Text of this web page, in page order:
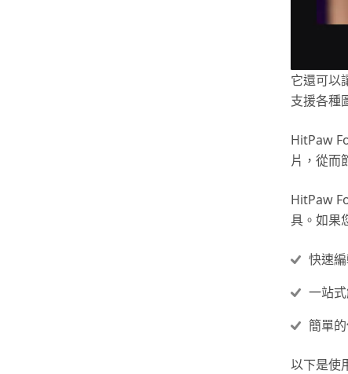
它還可以
支援各種
HitPaw
片，從而
HitPaw
具。如果
快速
一站
簡單
以下是使